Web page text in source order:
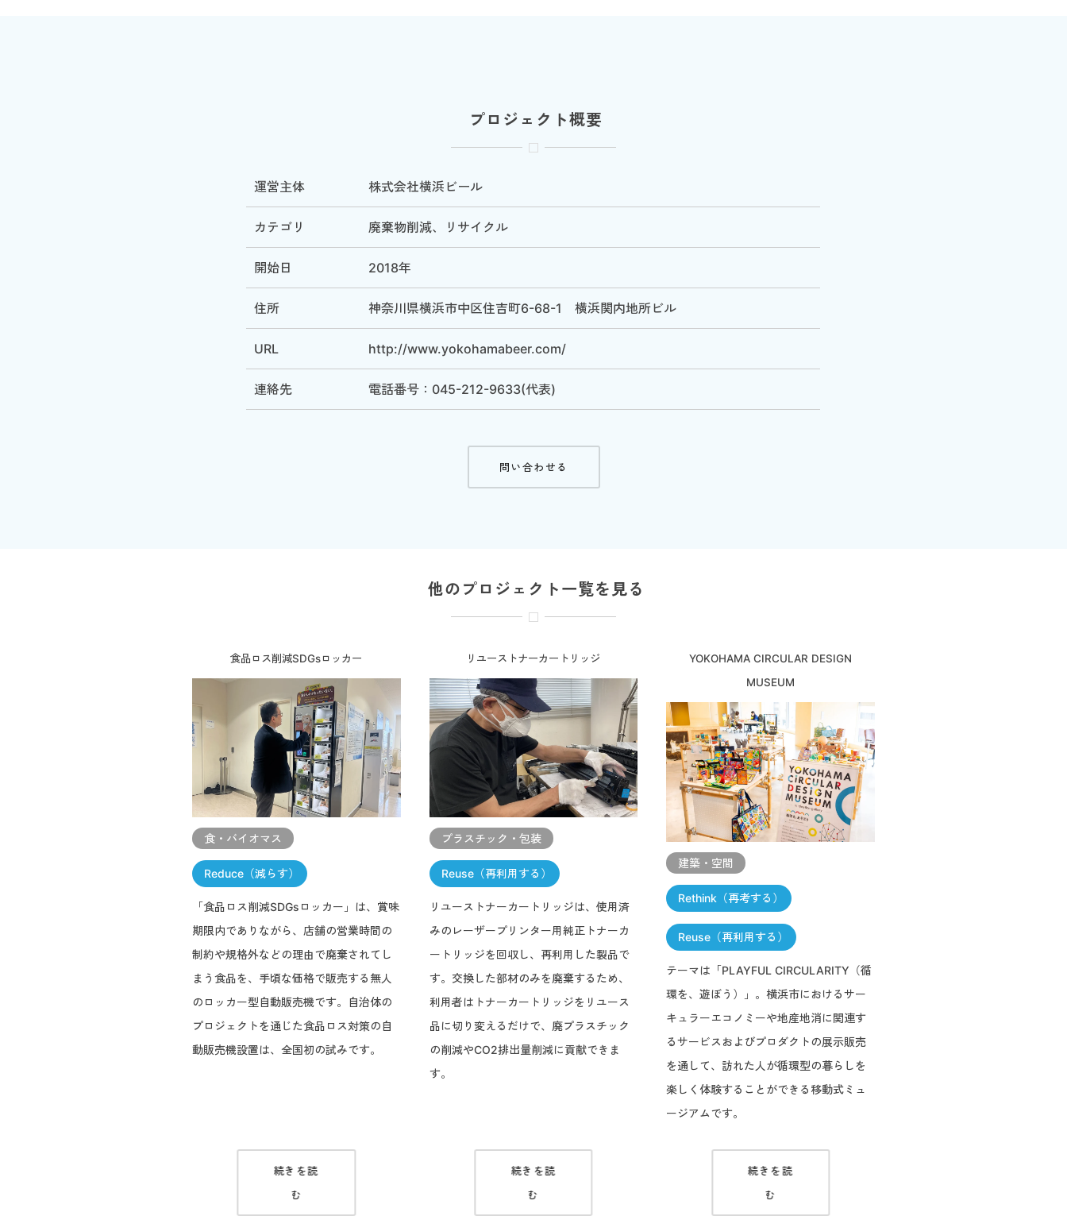
プロジェクト概要
運営主体 株式会社横浜ビール
カテゴリ 廃棄物削減、リサイクル
開始日 2018年
住所 神奈川県横浜市中区住吉町6-68-1 横浜関内地所ビル
URL http://www.yokohamabeer.com/
連絡先 電話番号：045-212-9633(代表)
問い合わせる
他のプロジェクト一覧を見る
食品ロス削減SDGsロッカー
食・バイオマス
Reduce（減らす）
「食品ロス削減SDGsロッカー」は、賞味
期限内でありながら、店舗の営業時間の
制約や規格外などの理由で廃棄されてし
まう食品を、手頃な価格で販売する無人
のロッカー型自動販売機です。自治体の
プロジェクトを通じた食品ロス対策の自
動販売機設置は、全国初の試みです。
続きを読
む
リユーストナーカートリッジ
プラスチック・包装
Reuse（再利用する）
リユーストナーカートリッジは、使用済
みのレーザープリンター用純正トナーカ
ートリッジを回収し、再利用した製品で
す。交換した部材のみを廃棄するため、
利用者はトナーカートリッジをリユース
品に切り変えるだけで、廃プラスチック
の削減やCO2排出量削減に貢献できま
す。
続きを読
む
YOKOHAMA CIRCULAR DESIGN
MUSEUM
建築・空間
Rethink（再考する）
Reuse（再利用する）
テーマは「PLAYFUL CIRCULARITY（循
環を、遊ぼう）」。横浜市におけるサー
キュラーエコノミーや地産地消に関連す
るサービスおよびプロダクトの展示販売
を通して、訪れた人が循環型の暮らしを
楽しく体験することができる移動式ミュ
ージアムです。
続きを読
む